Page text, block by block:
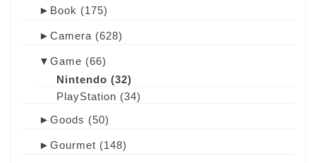
► Book (175)
► Camera (628)
▼ Game (66)
Nintendo (32)
PlayStation (34)
► Goods (50)
► Gourmet (148)